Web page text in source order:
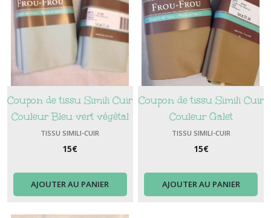
Coupon de tissu Simili Cuir
Couleur Bleu vert végétal
TISSU SIMILI-CUIR
15€
AJOUTER AU PANIER
Coupon de tissu Simili Cuir
Couleur Galet
TISSU SIMILI-CUIR
15€
AJOUTER AU PANIER